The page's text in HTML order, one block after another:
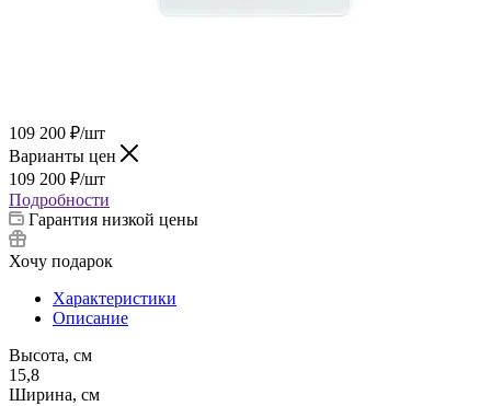
109 200 ₽/шт
Варианты цен
109 200 ₽/шт
Подробности
Гарантия низкой цены
Хочу подарок
Характеристики
Описание
Высота, см
15,8
Ширина, см